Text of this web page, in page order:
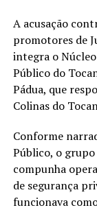
A acusação
promotores de
integra o
Público do
Pádua, que
Colinas do
Conforme
Público, o
compunha
de segurança
funcionava